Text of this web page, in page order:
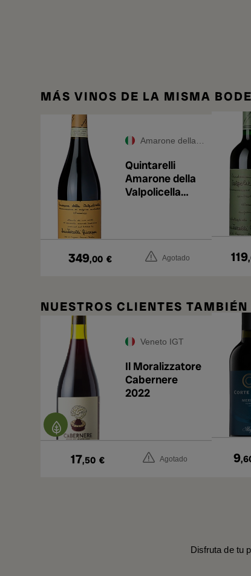
MÁS VINOS DE LA MISMA
Amarone della Valpolicella DOCG
Quintarelli
Amarone della
Valpolicella
349,00 € Agotado 119
NUESTROS CLIENTES
Veneto IGT
Il Moralizzatore
Cabernere
2022
17,50 € Agotado 9
Disfruta de tu